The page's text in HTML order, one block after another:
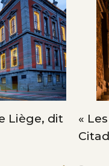
Liège, dit
«